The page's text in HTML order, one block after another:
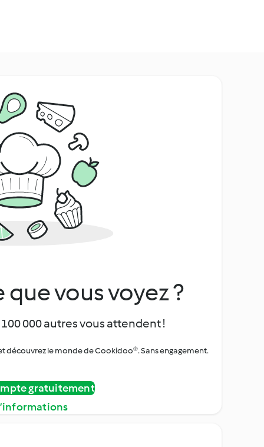
vous voyez ?
000 autres vous attendent !
découvrez le monde de Cookidoo®. Sans engagement.
gratuitement